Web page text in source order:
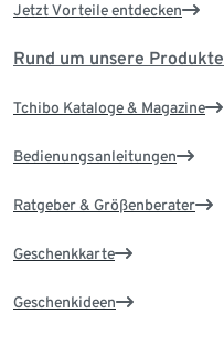
Jetzt Vorteile entdecken
Rund um unsere Produkte
Tchibo Kataloge & Magazine
Bedienungsanleitungen
Ratgeber & Größenberater
Geschenkkarte
Geschenkideen